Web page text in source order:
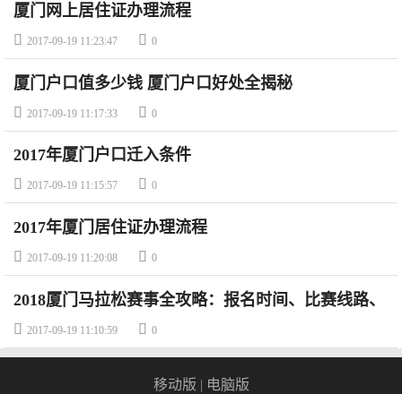
厦门网上居住证办理流程
 2017-09-19 11:23:47  0
厦门户口值多少钱 厦门户口好处全揭秘
 2017-09-19 11:17:33  0
2017年厦门户口迁入条件
 2017-09-19 11:15:57  0
2017年厦门居住证办理流程
 2017-09-19 11:20:08  0
2018厦门马拉松赛事全攻略：报名时间、比赛线路、
比赛奖金
 2017-09-19 11:10:59  0
移动版 | 电脑版